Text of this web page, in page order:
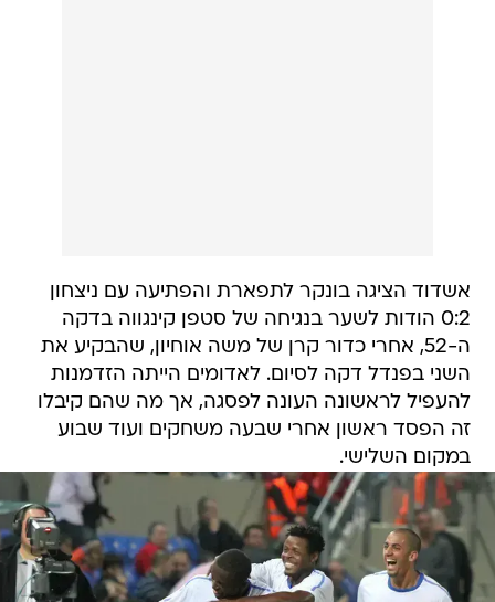
אשדוד הציגה בונקר לתפארת והפתיעה עם ניצחון
0:2 הודות לשער בנגיחה של סטפן קינגווה בדקה
ה-52, אחרי כדור קרן של משה אוחיון, שהבקיע את
השני בפנדל דקה לסיום. לאדומים הייתה הזדמנות
להעפיל לראשונה העונה לפסגה, אך מה שהם קיבלו
זה הפסד ראשון אחרי שבעה משחקים ועוד שבוע
במקום השלישי.